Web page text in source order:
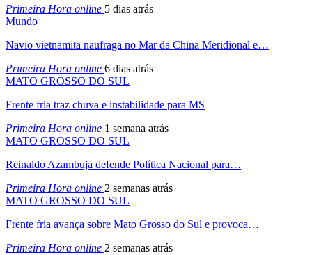
Primeira Hora online 5 dias atrás
Mundo
Navio vietnamita naufraga no Mar da China Meridional e…
Primeira Hora online 6 dias atrás
MATO GROSSO DO SUL
Frente fria traz chuva e instabilidade para MS
Primeira Hora online 1 semana atrás
MATO GROSSO DO SUL
Reinaldo Azambuja defende Política Nacional para…
Primeira Hora online 2 semanas atrás
MATO GROSSO DO SUL
Frente fria avança sobre Mato Grosso do Sul e provoca…
Primeira Hora online 2 semanas atrás